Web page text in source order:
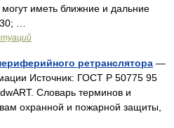
иметь ближние и дальние
…
ретранслятора —
Источник: ГОСТ Р 50775 95
Словарь терминов и
охранной и пожарной защиты,